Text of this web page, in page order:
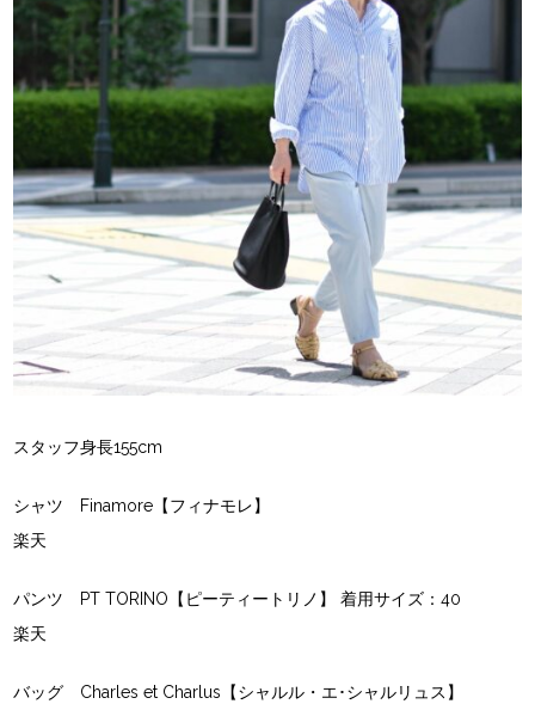
スタッフ身長155cm
シャツ Finamore【フィナモレ】
楽天
パンツ PT TORINO【ピーティートリノ】 着用サイズ：40
楽天
バッグ Charles et Charlus【シャルル・エ･シャルリュス】